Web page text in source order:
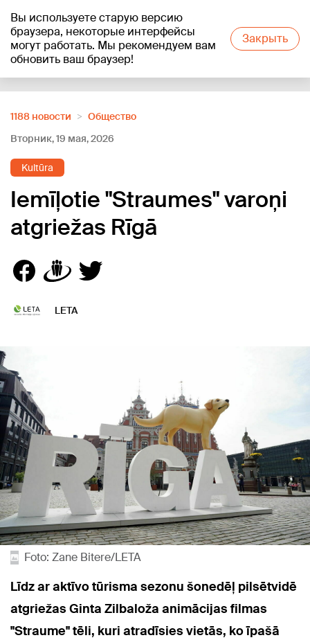
Вы используете старую версию
браузера, некоторые интерфейсы
могут работать. Мы рекомендуем вам
обновить ваш браузер!
Закрыть
+16°C
1188 новости
Oбщество
Вторник, 19 мая, 2026
Kultūra
Iemīļotie "Straumes" varoņi
atgriežas Rīgā
LETA
Foto: Zane Bitere/LETA
Līdz ar aktīvo tūrisma sezonu šonedēļ pilsētvidē
atgriežas Ginta Zilbaloža animācijas filmas
"Straume" tēli, kuri atradīsies vietās, ko īpašā